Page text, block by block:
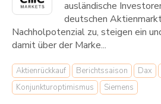
ausländische
deutschen
Nachholpotenzial zu, steigen ein
damit über der Marke...
Aktienrückkauf Berichtssaison Dax
Konjunkturoptimismus
Siemens